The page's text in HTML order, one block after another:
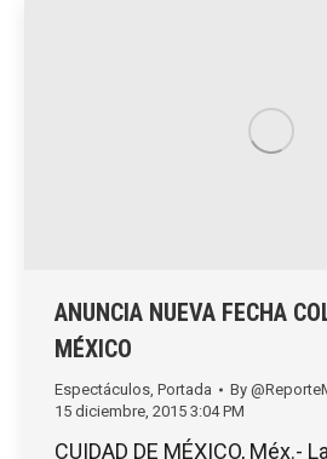
ANUNCIA NUEVA FECHA
MÉXICO
Espectáculos, Portada By
15 diciembre, 2015 3:04 PM
CUIDAD DE MÉXICO, Méx.-